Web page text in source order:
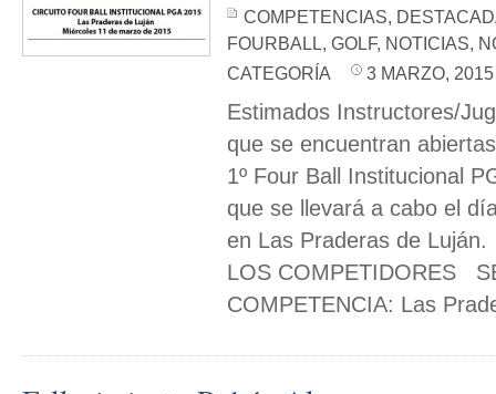
COMPETENCIAS,
FOURBALL, GOLF, NOTICIAS,
CATEGORÍA
3 MARZO,
Estimados Instructores/
que se encuentran
1º Four Ball Institucional
que se llevará a cabo el
en Las Praderas de
LOS COMPETIDORES
COMPETENCIA: Las